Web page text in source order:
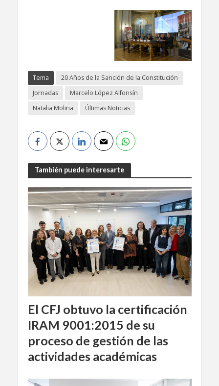
Tema
20 Años de la Sanción de la Constitución
Jornadas
Marcelo López Alfonsín
Natalia Molina
Últimas Noticias
También puede interesarte
El CFJ obtuvo la certificación
IRAM 9001:2015 de su
proceso de gestión de las
actividades académicas